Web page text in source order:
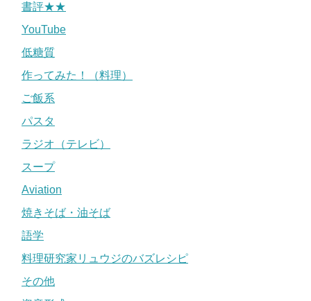
書評★★
YouTube
低糖質
作ってみた！（料理）
ご飯系
パスタ
ラジオ（テレビ）
スープ
Aviation
焼きそば・油そば
語学
料理研究家リュウジのバズレシピ
その他